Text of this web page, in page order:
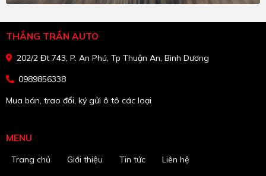
THẮNG TRẦN AUTO
202/2 Đt 743, P. An Phú, Tp Thuận An, Bình Dương
0989856338
Mua bán, trao đổi, ký gửi ô tô các loại
MENU
Trang chủ Giới thiệu Tin tức Liên hệ